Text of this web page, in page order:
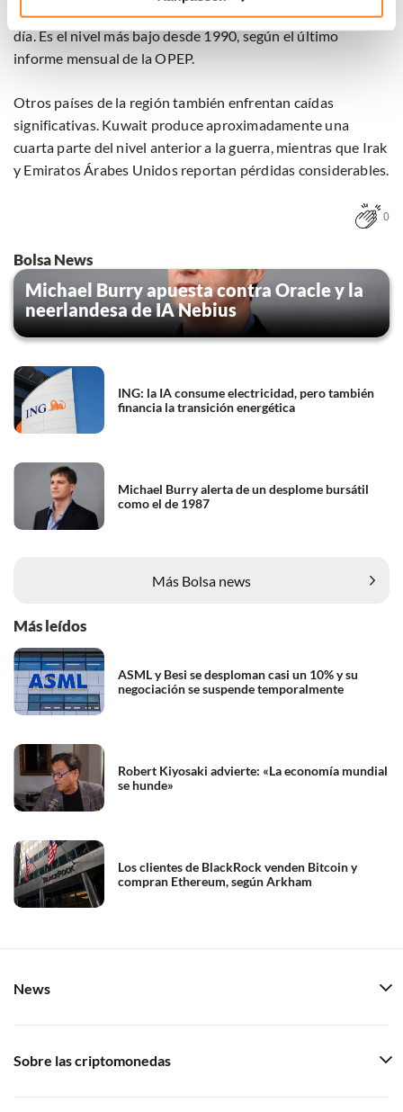
Klik hieronder om ons toestemming te geven om deze
maak gedetailleerde keuzes, waaronder het maken van
bezwaar tegen bedrijven die persoonsgegevens verwerken
instellingen te allen tijde inzien en bijwerken door op de
tekst 'cookies' te klikken onderaan de pagina. Voor meer
informatie: zie onsprivacy- en cookiestatement.
producción en abrilcayó a solo 6,3 millones de barrilespor
día. Es el nivel más bajo desde 1990, según el último
informe mensual de la OPEP.
Otros países de la región también enfrentan caídas
significativas. Kuwait produce aproximadamente una
cuarta parte del nivel anterior a la guerra, mientras que Irak
y Emiratos Árabes Unidos reportan pérdidas considerables.
0
Bolsa News
Michael Burry apuesta contra Oracle y la
neerlandesa de IA Nebius
ING: la IA consume electricidad, pero también
financia la transición energética
Michael Burry alerta de un desplome bursátil
como el de 1987
Más Bolsa news
Más leídos
ASML y Besi se desploman casi un 10% y su
negociación se suspende temporalmente
Robert Kiyosaki advierte: «La economía mundial
se hunde»
Los clientes de BlackRock venden Bitcoin y
compran Ethereum, según Arkham
News
Sobre las criptomonedas